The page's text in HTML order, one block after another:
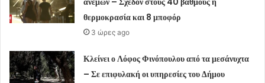
θερμοκρασία και 8 μποφόρ
3 ώρες ago
Κλείνει ο Λόφος Φινόπουλου από τα μεσάνυχτα
– Σε επιφυλακή οι υπηρεσίες του Δήμου